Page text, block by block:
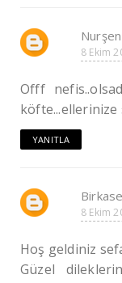
8 Ekim
Offf
köfte...ellerinize
YANITLA
8 Ekim
Hoş geldiniz
Güzel